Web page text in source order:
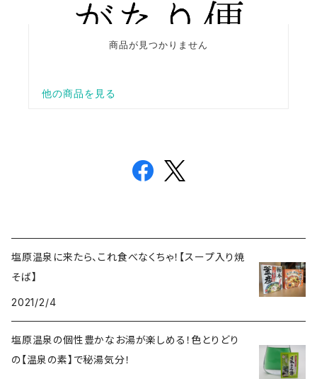
塩原温泉に来たら、これ食べなくちゃ！【スープ入り焼
そば】
2021/2/4
塩原温泉の個性豊かなお湯が楽しめる！色とりどり
の【温泉の素】で秘湯気分！